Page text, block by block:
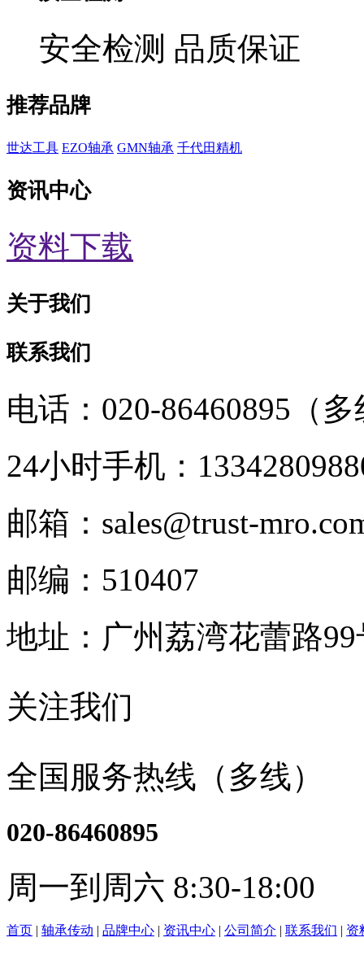
安全检测 品质保证
推荐品牌
世达工具 EZO轴承 GMN轴承 千代田精机
资讯中心
资料下载
关于我们
联系我们
电话：020-86460895（
24小时手机：
邮箱：sales@trust-
邮编：510407
地址：广州荔湾花蕾路
关注我们
全国服务热线（多线）
020-86460895
周一到周六 8:30-18:00
首页 | 轴承传动 | 品牌中心 | 资讯中心 | 公司简介 | 联系我们 | 资